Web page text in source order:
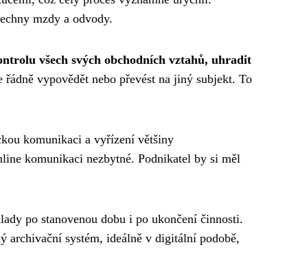
mzdy a odvody.
všech svých obchodních vztahů, uhradit
vypovědět nebo převést na jiný subjekt. To
komunikaci a vyřízení většiny
komunikaci nezbytné. Podnikatel by si měl
po stanovenou dobu i po ukončení činnosti.
archivační systém, ideálně v digitální podobě,